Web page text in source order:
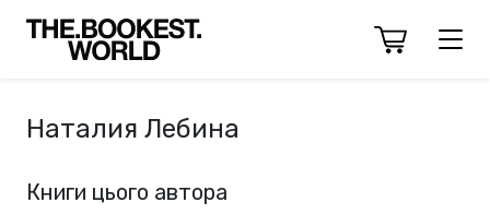
Наталия Лебина
Книги цього автора